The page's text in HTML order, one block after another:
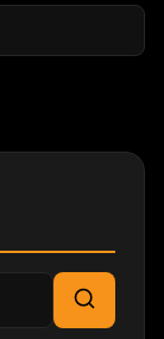
Cerca